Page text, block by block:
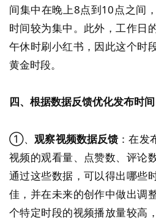
间集中在晚上8点到10点之间
时间较为集中。此外，工作日
午休时刷小红书，因此这个时
黄金时段。
四、根据数据反馈优化发布时间
①、观察视频数据反馈：在发
视频的观看量、点赞数、评论
通过这些数据，可以得出哪些
佳，并在未来的创作中做出调
个特定时段的视频播放量较高